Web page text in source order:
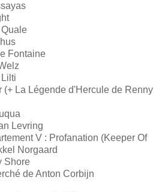
Fontaine
(+ La Légende d'Hercule de Renny
Levring
V : Profanation (Keeper Of
Norgaard
Shore
de Anton Corbijn